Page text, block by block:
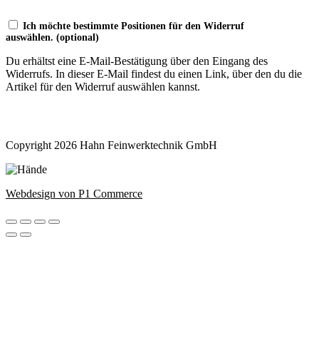
Ich möchte bestimmte Positionen für den Widerruf
auswählen. (optional)
Du erhältst eine E-Mail-Bestätigung über den Eingang des
Widerrufs. In dieser E-Mail findest du einen Link, über den du die
Artikel für den Widerruf auswählen kannst.
Copyright 2026 Hahn Feinwerktechnik GmbH
Webdesign von P1 Commerce